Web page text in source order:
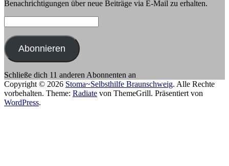
Benachrichtigungen über neue Beiträge via E-Mail zu erhalten.
Mail-
Adresse:
Abonnieren
Schließe dich 11 anderen Abonnenten an
Copyright © 2026 Stoma~Selbsthilfe Braunschweig. Alle Rechte
vorbehalten. Theme: Radiate von ThemeGrill. Präsentiert von
WordPress.